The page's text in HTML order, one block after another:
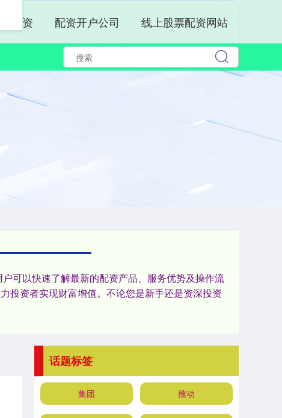
汇配资 配资开户公司 线上股票配资网站
可以快速了解最新的配资产品、服务优势及操作流
投资者实现财富增值。不论您是新手还是资深投资
话题标签
集团 推动